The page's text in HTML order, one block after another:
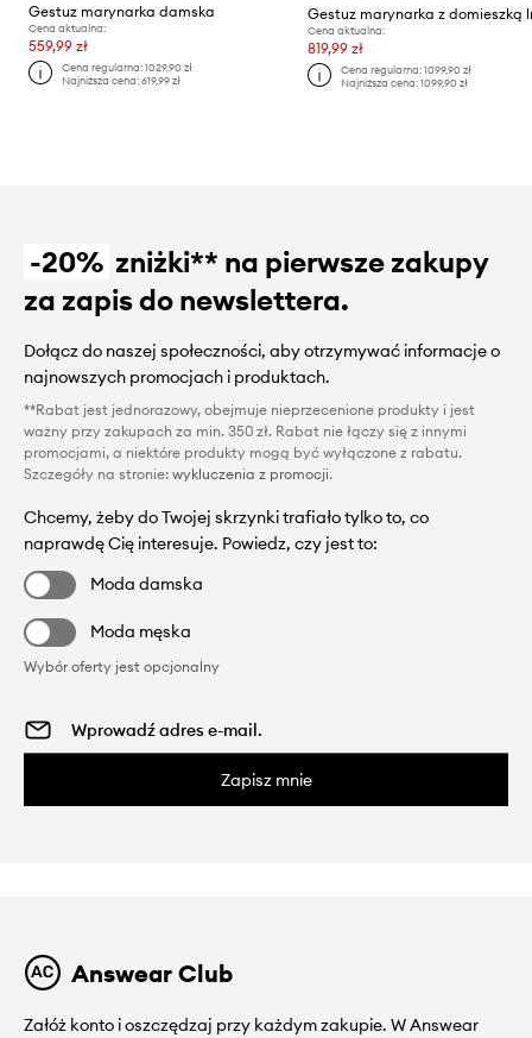
Gestuz marynarka damska
Cena aktualna:
559,99 zł
Cena regularna:1029,90 zł
Najniższa cena:619,99 zł
Gestuz marynarka z domieszką
Cena aktualna:
819,99 zł
Cena regularna: 1099,90 zł
Najniższa cena: 1099,90 zł
-20% zniżki** na pierwsze zakupy
za zapis do newslettera.
Dołącz do naszej społeczności, aby otrzymywać informacje o
najnowszych promocjach i produktach.
**Rabat jest jednorazowy, obejmuje nieprzecenione produkty i jest
ważny przy zakupach za min. 350 zł. Rabat nie łączy się z innymi
promocjami, a niektóre produkty mogą być wyłączone z rabatu.
Szczegóły na stronie: wykluczenia z promocji.
Chcemy, żeby do Twojej skrzynki trafiało tylko to, co
naprawdę Cię interesuje. Powiedz, czy jest to:
Moda damska
Moda męska
Wybór oferty jest opcjonalny
Zapisz mnie
Answear Club
Załóż konto i oszczędzaj przy każdym zakupie. W Answear